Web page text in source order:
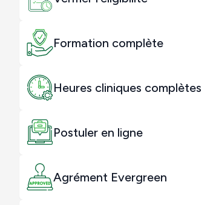
Formation complète
Heures cliniques complètes
Postuler en ligne
Agrément Evergreen